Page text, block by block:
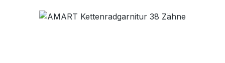
Bildergalerie überspringen